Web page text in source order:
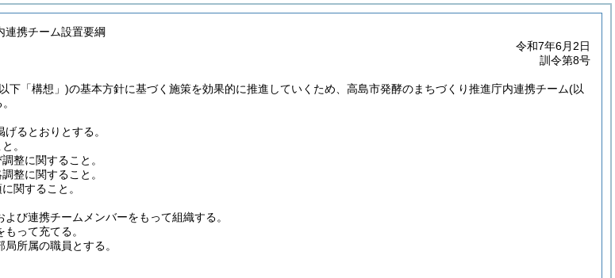
連携チーム設置要綱
令和7年6月2日
訓令第8号
下「構想」)の基本方針に基づく施策を効果的に推進していくため、高島市発酵のまちづくり推進庁内連携チーム(以
るとおりとする。
。
整に関すること。
整に関すること。
関すること。
び連携チームメンバーをもって組織する。
って充てる。
所属の職員とする。